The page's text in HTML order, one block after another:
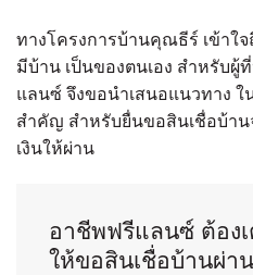
ทางโครงการบ้านคุณธีร์ เข้าใ
มีบ้าน เป็นของตนเอง สำหรับ
แลนซ์ จึงขอนำเสนอแนวทาง ใ
สำคัญ สำหรับยื่นขอสินเชื่อบ้า
เงินให้ผ่าน
อาชีพฟรีแลนซ์ ต้อง
ให้ขอสินเชื่อบ้านผ่า